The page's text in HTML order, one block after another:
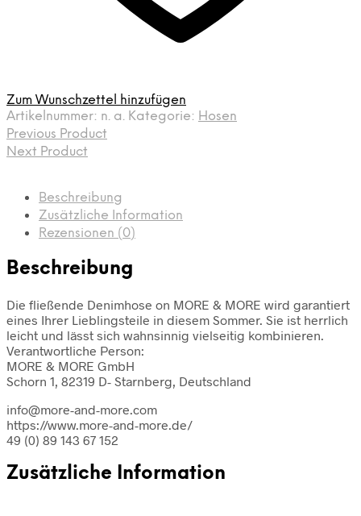
Zum Wunschzettel hinzufügen
Artikelnummer: n. a. Kategorie: Hosen
Previous Product
Next Product
Beschreibung
Zusätzliche Information
Rezensionen (0)
Beschreibung
Die fließende Denimhose on MORE & MORE wird garantiert
eines Ihrer Lieblingsteile in diesem Sommer. Sie ist herrlich
leicht und lässt sich wahnsinnig vielseitig kombinieren.
Verantwortliche Person:
MORE & MORE GmbH
Schorn 1, 82319 D- Starnberg, Deutschland
info@more-and-more.com
https://www.more-and-more.de/
49 (0) 89 143 67 152
Zusätzliche Information